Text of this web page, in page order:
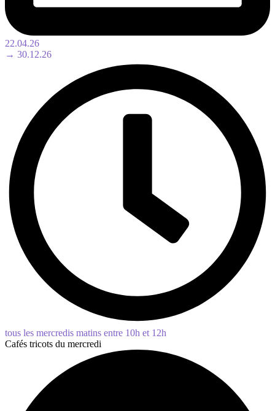
22.04.26
→ 30.12.26
tous les mercredis matins entre 10h et 12h
Cafés tricots du mercredi